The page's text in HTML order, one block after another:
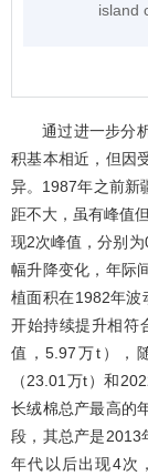
island
通过进一步分
积基本相近，但因
异。1987年之前新
距不大，虽有峰值
现2次峰值，分别
幅升降变化，年际
植面积在1982年波
开始持续提升相符
值，5.97万t），
（23.01万t）和
长绒棉总产最高的
段，其总产是2013
年代以后出现4次